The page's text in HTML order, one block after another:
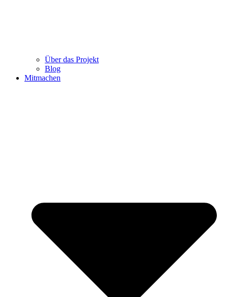
Über das Projekt
Blog
Mitmachen